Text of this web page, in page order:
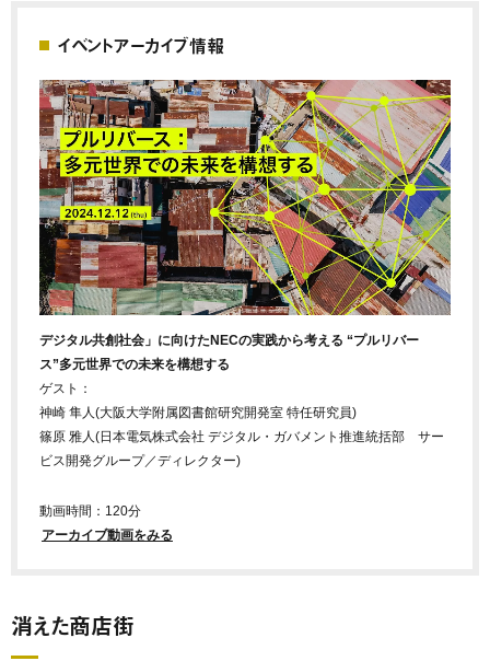
イベントアーカイブ情報
デジタル共創社会」に向けたNECの実践から考える “プルリバー
ス”多元世界での未来を構想する
ゲスト：
神崎 隼人(大阪大学附属図書館研究開発室 特任研究員)
篠原 雅人(日本電気株式会社 デジタル・ガバメント推進統括部 サー
ビス開発グループ／ディレクター)
動画時間：120分
アーカイブ動画をみる
消えた商店街